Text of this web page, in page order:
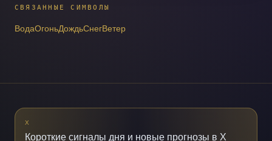
СВЯЗАННЫЕ СИМВОЛЫ
ВодаОгоньДождьСнегВетер
X
Короткие сигналы дня и новые прогнозы в X